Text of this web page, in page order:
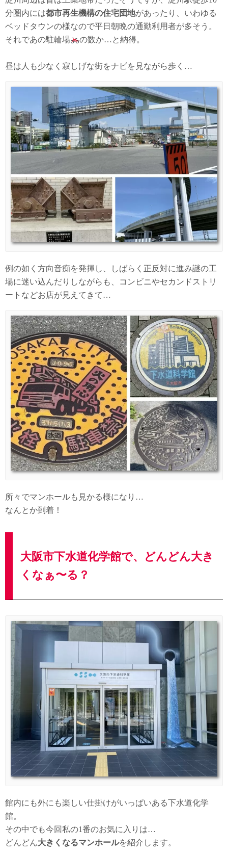
分圏内には都市再生機構の住宅団地があったり、いわゆる
ベッドタウンの様なので平日朝晩の通勤利用者が多そう。
それであの駐輪場
の数か…と納得。
昼は人も少なく寂しげな街をナビを見ながら歩く…
例の如く方向音痴を発揮し、しばらく正反対に進み謎の工
場に迷い込んだりしながらも、コンビニやセカンドストリ
ートなどお店が見えてきて…
所々でマンホールも見かる様になり…
なんとか到着！
大阪市下水道化学館で、どんどん大き
くなぁ〜る？
館内にも外にも楽しい仕掛けがいっぱいある下水道化学
館。
その中でも今回私の1番のお気に入りは…
どんどん大きくなるマンホールを紹介します。